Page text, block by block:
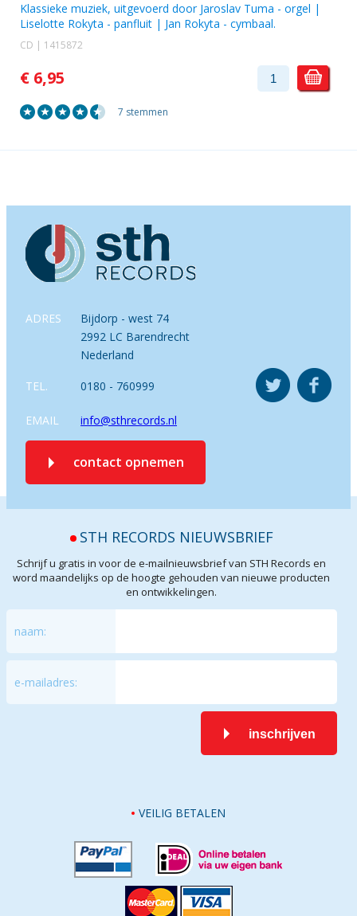
Klassieke muziek, uitgevoerd door Jaroslav Tuma - orgel |
Liselotte Rokyta - panfluit | Jan Rokyta - cymbaal.
CD | 1415872
€ 6,95
7 stemmen
ADRES
Bijdorp - west 74
2992 LC Barendrecht
Nederland
TEL. 0180 - 760999
EMAIL info@sthrecords.nl
contact opnemen
STH RECORDS NIEUWSBRIEF
Schrijf u gratis in voor de e-mailnieuwsbrief van STH Records en
word maandelijks op de hoogte gehouden van nieuwe producten
en ontwikkelingen.
naam:
e-mailadres:
inschrijven
VEILIG BETALEN